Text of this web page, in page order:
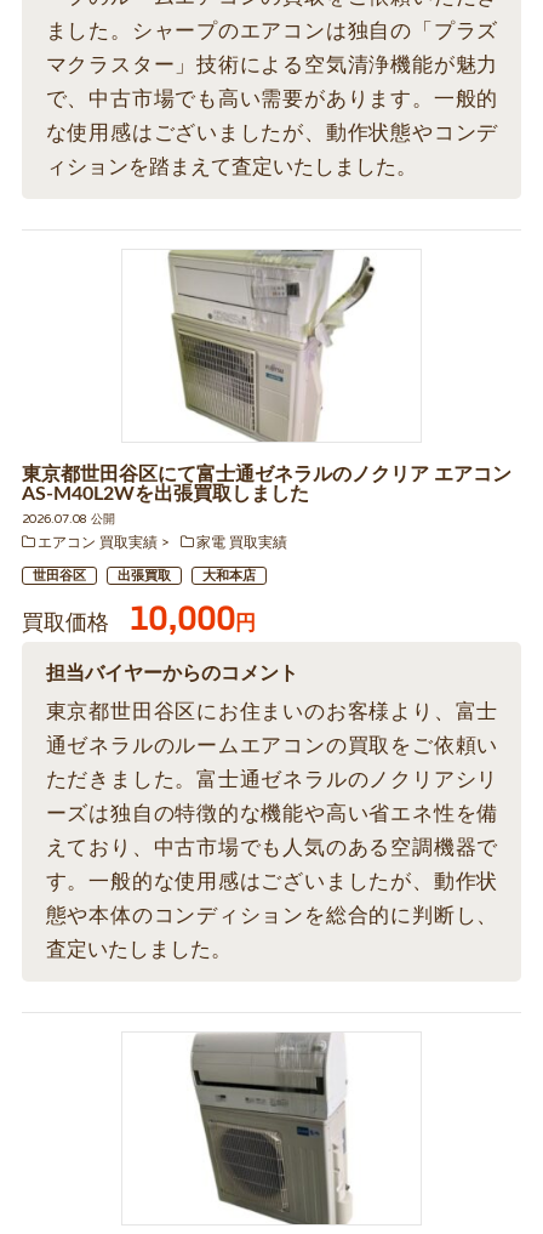
ました。シャープのエアコンは独自の「プラズ
マクラスター」技術による空気清浄機能が魅力
で、中古市場でも高い需要があります。一般的
な使用感はございましたが、動作状態やコンデ
ィションを踏まえて査定いたしました。
東京都世田谷区にて富士通ゼネラルのノクリア エアコン
AS-M40L2Wを出張買取しました
2026.07.08 公開
エアコン 買取実績
家電 買取実績
世田谷区 出張買取 大和本店
買取価格 10,000円
担当バイヤーからのコメント
東京都世田谷区にお住まいのお客様より、富士
通ゼネラルのルームエアコンの買取をご依頼い
ただきました。富士通ゼネラルのノクリアシリ
ーズは独自の特徴的な機能や高い省エネ性を備
えており、中古市場でも人気のある空調機器で
す。一般的な使用感はございましたが、動作状
態や本体のコンディションを総合的に判断し、
査定いたしました。